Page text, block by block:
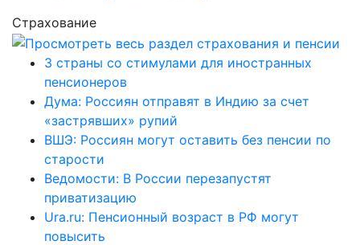
Страхование
3 страны со стимулами для иностранных
пенсионеров
Дума: Россиян отправят в Индию за счет
«застрявших» рупий
ВШЭ: Россиян могут оставить без пенсии по
старости
Ведомости: В России перезапустят
приватизацию
Ura.ru: Пенсионный возраст в РФ могут
повысить